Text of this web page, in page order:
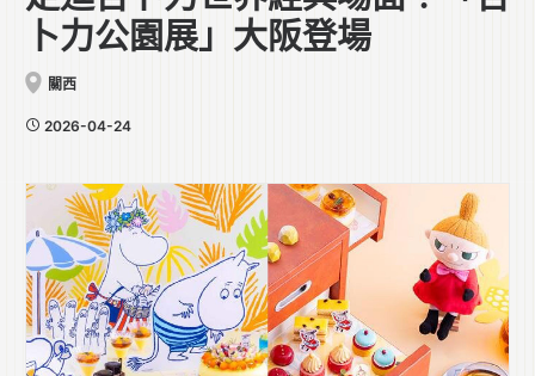
卜力公園展」大阪登場
關西
2026-04-24